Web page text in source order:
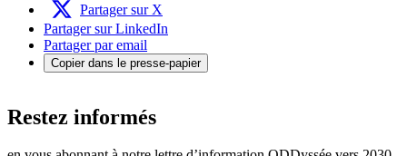
Partager sur X
Partager sur LinkedIn
Partager par email
Copier dans le presse-papier
Restez informés